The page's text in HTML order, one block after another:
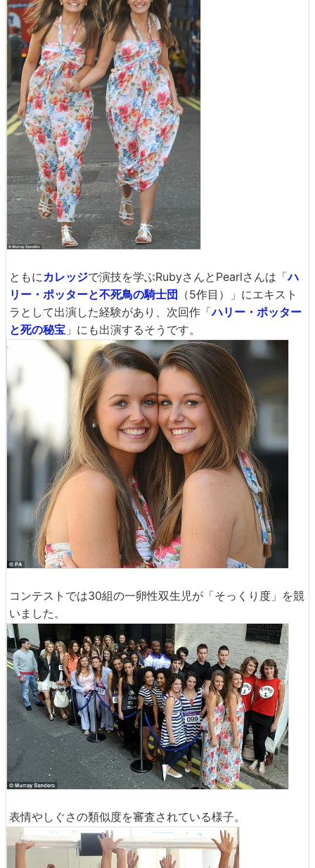
ともにカレッジで演技を学ぶRubyさんとPearlさんは「ハ
リー・ポッターと不死鳥の騎士団
（5作目）」にエキスト
ラとして出演した経験があり、次回作「ハリー・ポッター
と死の秘宝 」にも出演するそうです。
コンテストでは30組の一卵性双生児が「そっくり度」を競
いました。
表情やしぐさの類似度を審査されている様子。